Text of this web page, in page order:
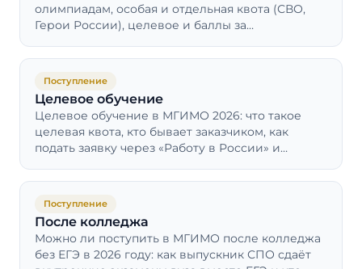
олимпиадам, особая и отдельная квота (СВО,
Герои России), целевое и баллы за
положено.
Поступление
Целевое обучение
Целевое обучение в МГИМО 2026: что такое
целевая квота, кто бывает заказчиком, как
подать заявку через «Работу в России» и
Поступление
После колледжа
Можно ли поступить в МГИМО после колледжа
без ЕГЭ в 2026 году: как выпускник СПО сдаёт